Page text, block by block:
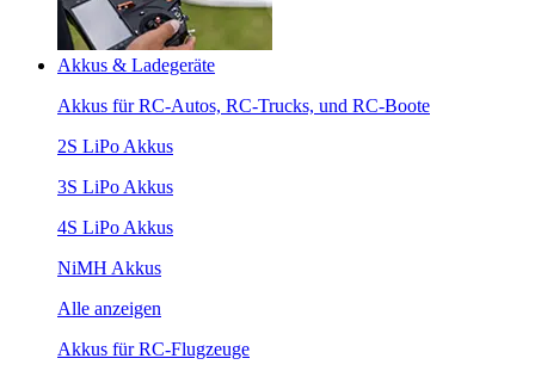
Akkus & Ladegeräte
Akkus für RC-Autos, RC-Trucks, und RC-Boote
2S LiPo Akkus
3S LiPo Akkus
4S LiPo Akkus
NiMH Akkus
Alle anzeigen
Akkus für RC-Flugzeuge